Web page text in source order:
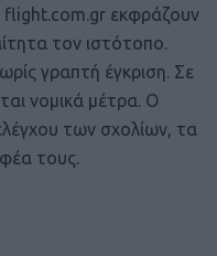
flight.com.gr εκφράζουν
τον ιστότοπο.
γραπτή έγκριση. Σε
νομικά μέτρα. Ο
των σχολίων, τα
τους.